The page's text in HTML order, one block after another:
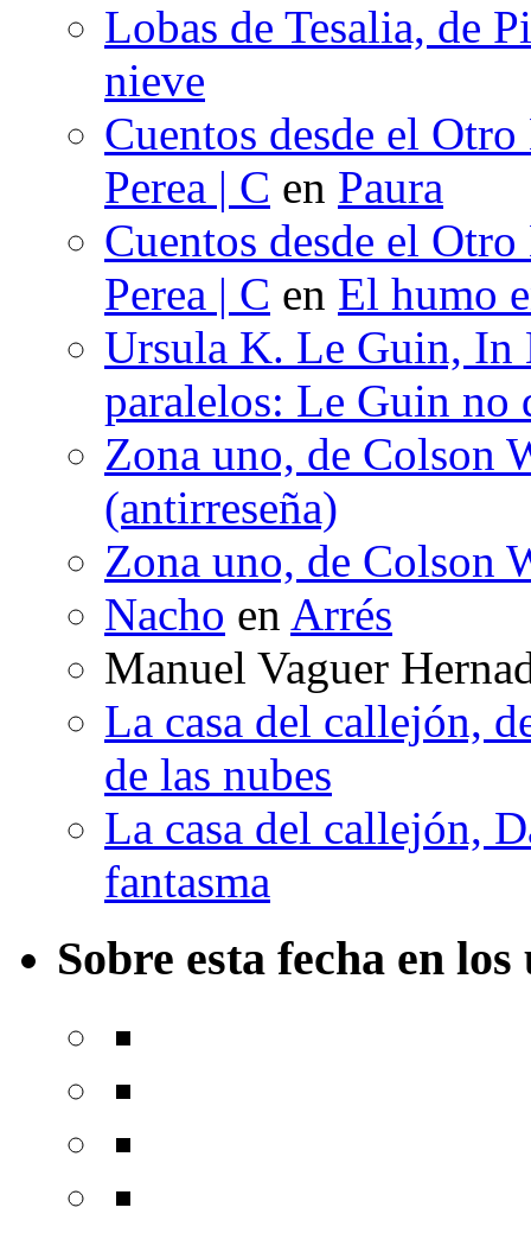
Lobas de Tesalia, de
nieve
Cuentos desde el
Perea | C en Paura
Cuentos desde el
Perea | C en El humo
Ursula K. Le Guin, In
paralelos: Le Guin no
Zona uno, de Colson
(antirreseña)
Zona uno, de Colson
Nacho en Arrés
Manuel Vaguer
La casa del callejón,
de las nubes
La casa del callejón,
fantasma
Sobre esta fecha en